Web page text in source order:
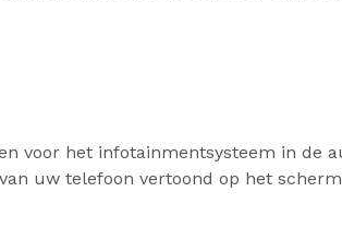
voor het infotainmentsysteem in de
uw telefoon vertoond op het